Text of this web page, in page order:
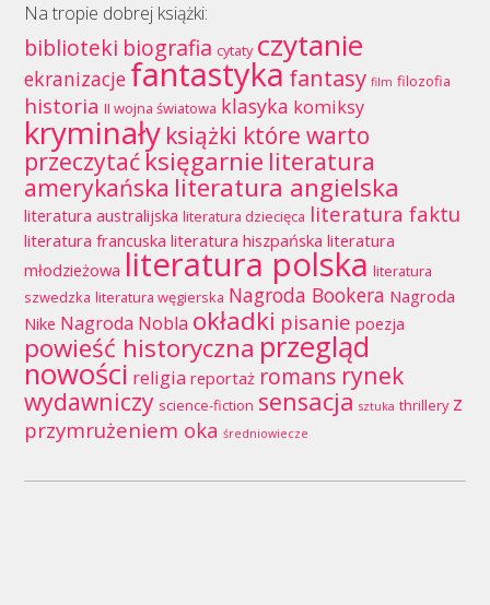
Na tropie dobrej książki:
biblioteki biografia cytaty czytanie
ekranizacje fantastykafantasy film filozofia
historia II wojna światowa klasyka komiksy
kryminały książki które warto
przeczytaćksięgarnie literatura
amerykańska literatura angielska
literatura australijska literatura dziecięca literatura faktu
literatura francuska literatura hiszpańska literatura
młodzieżowa literatura polska literatura
szwedzka literatura węgierska Nagroda Bookera Nagroda
Nike Nagroda Nobla okładki pisanie poezja
powieść historyczna przegląd
nowości religia reportaż romans rynek
wydawniczy science-fiction sensacja sztuka thrillery z
przymrużeniem oka średniowiecze